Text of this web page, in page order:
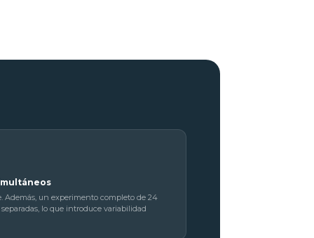
Además, un experimento completo de 24
lo que introduce variabilidad